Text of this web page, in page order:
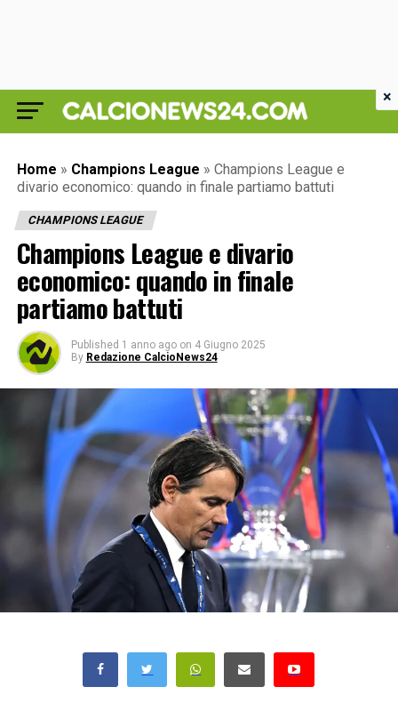
Home » Champions League » Champions League e
divario economico: quando in finale partiamo battuti
CHAMPIONS LEAGUE
Champions League e divario
economico: quando in finale
partiamo battuti
Published 1 anno ago on 4 Giugno 2025
By Redazione CalcioNews24
×